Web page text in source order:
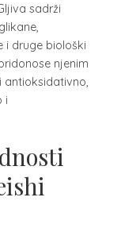
sadrži
i druge biološki
njenim
i